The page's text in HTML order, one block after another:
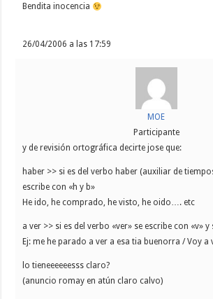
Bendita inocencia
26/04/2006 a las 17:59
MOE
Participante
y de revisión ortográfica decirte jose que:
haber >> si es del verbo haber (auxiliar de
escribe con «h y b»
He ido, he comprado, he visto, he oido…. etc
a ver >> si es del verbo «ver» se escribe con «v»
Ej: me he parado a ver a esa tia buenorra / Voy a
lo tieneeeeeesss claro?
(anuncio romay en atún claro calvo)